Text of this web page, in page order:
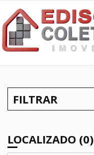
FILTRAR
LOCALIZADO